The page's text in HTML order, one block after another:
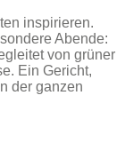
inspirieren.
Abende:
von grüner
Ein Gericht,
der ganzen